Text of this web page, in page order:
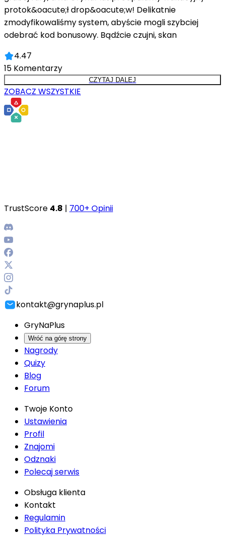
protok&oacute;ł drop&oacute;w! Delikatnie
zmodyfikowaliśmy system, abyście mogli szybciej
odebrać kod bonusowy. Bądźcie czujni, skan
4.47
15 Komentarzy
CZYTAJ DALEJ
ZOBACZ WSZYSTKIE
TrustScore 4.8 | 700+ Opinii
kontakt@grynaplus.pl
GryNaPlus
Wróć na górę strony
Nagrody
Quizy
Blog
Forum
Twoje Konto
Ustawienia
Profil
Znajomi
Odznaki
Polecaj serwis
Obsługa klienta
Kontakt
Regulamin
Polityka Prywatności